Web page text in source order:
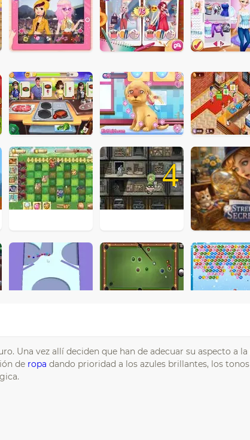
4
Una vez allí deciden que han de adecuar su aspecto a la
de ropa dando prioridad a los azules brillantes, los tonos